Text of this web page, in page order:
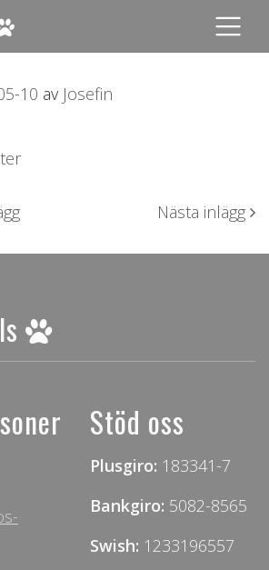
10 av Josefin
Nästa inlägg
Stöd oss
Plusgiro: 183341-7
Bankgiro: 5082-8565
Swish: 1233196557